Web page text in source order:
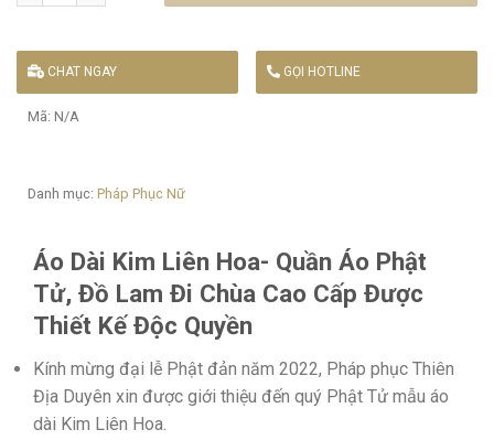
CHAT NGAY GỌI HOTLINE
Mã: N/A
Danh mục: Pháp Phục Nữ
Áo Dài Kim Liên Hoa- Quần Áo Phật
Tử, Đồ Lam Đi Chùa Cao Cấp Được
Thiết Kế Độc Quyền
Kính mừng đại lễ Phật đản năm 2022, Pháp phục Thiên
Địa Duyên xin được giới thiệu đến quý Phật Tử mẫu áo
dài Kim Liên Hoa.